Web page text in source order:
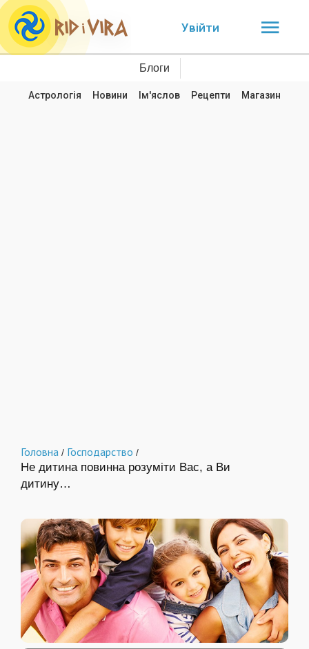
Увійти
Блоги
Астрологія Новини Ім'яслов Рецепти Магазин
Головна / Господарство /
Не дитина повинна розуміти Вас, а Ви
дитину…